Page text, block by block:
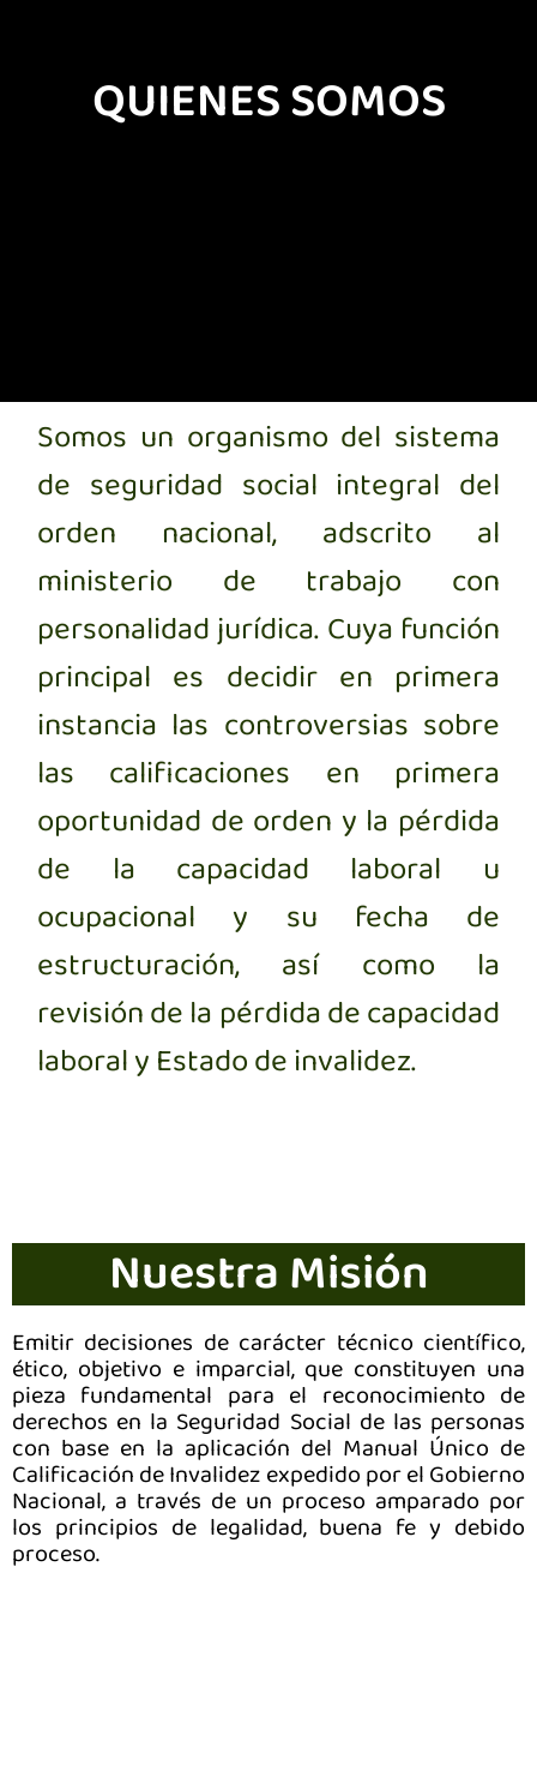
QUIENES SOMOS
Somos un organismo del sistema
de seguridad social integral del
orden nacional, adscrito al
ministerio de trabajo con
personalidad jurídica. Cuya función
principal es decidir en primera
instancia las controversias sobre
las calificaciones en primera
oportunidad de orden y la pérdida
de la capacidad laboral u
ocupacional y su fecha de
estructuración, así como la
revisión de la pérdida de capacidad
laboral y Estado de invalidez.
Nuestra Misión
Emitir decisiones de carácter técnico científico,
ético, objetivo e imparcial, que constituyen una
pieza fundamental para el reconocimiento de
derechos en la Seguridad Social de las personas
con base en la aplicación del Manual Único de
Calificación de Invalidez expedido por el Gobierno
Nacional, a través de un proceso amparado por
los principios de legalidad, buena fe y debido
proceso.